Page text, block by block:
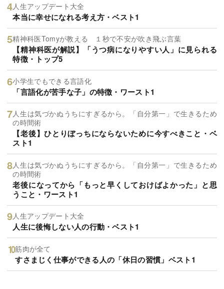
人生アップデート大全
本当に幸せになれる考え方・ベスト1
精神科医Tomyが教える １秒で不安が吹き飛ぶ言葉
【精神科医が解説】「うつ病になりやすい人」に見られる
特徴・トップ5
小学生でもできる言語化
「言語化が苦手な子」の特徴・ワースト1
人生は気づかぬうちにすぎるから。「自分第一」で生きるため
の時間術
【老後】ひとりぼっちにならないために今すべきこと・ベ
スト1
人生は気づかぬうちにすぎるから。「自分第一」で生きるため
の時間術
老後になってから「もっと早くしておけばよかった」と思
うこと・ワースト1
人生アップデート大全
人生に後悔しない人の行動・ベスト1
筋肉が全て
すさまじく仕事ができる人の「休日の習慣」ベスト1